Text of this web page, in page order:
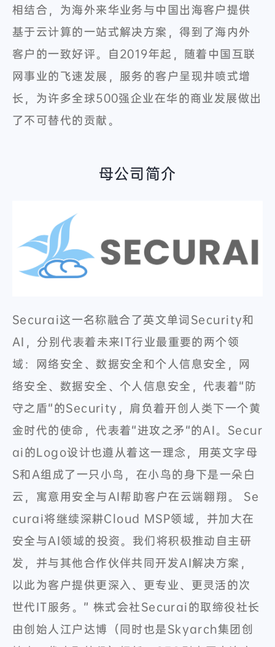
相结合，为海外来华业务与中国出海客户提供
基于云计算的一站式解决方案，得到了海内外
客户的一致好评。自2019年起，随着中国互联
网事业的飞速发展，服务的客户呈现井喷式增
长，为许多全球500强企业在华的商业发展做出
了不可替代的贡献。
母公司简介
Securai这一名称融合了英文单词Security和
AI，分别代表着未来IT行业最重要的两个领
域：网络安全、数据安全和个人信息安全，网
络安全、数据安全、个人信息安全，代表着“防
守之盾“的Security，肩负着开创人类下一个黄
金时代的使命，代表着“进攻之矛“的AI。Secur
ai的Logo设计也遵从着这一理念，用英文字母
S和A组成了一只小鸟，在小鸟的身下是一朵白
云，寓意用安全与AI帮助客户在云端翱翔。 Se
curai将继续深耕Cloud MSP领域，并加大在
安全与AI领域的投资。我们将积极推动自主研
发，并与其他合作伙伴共同开发AI解决方案，
以此为客户提供更深入、更专业、更灵活的次
世代IT服务。” 株式会社Securai的取缔役社长
由创始人江户达博（同时也是Skyarch集团创